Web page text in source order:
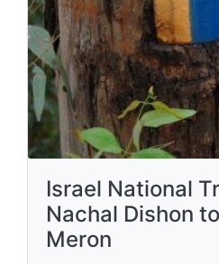
Israel National
Nachal Dishon
Meron